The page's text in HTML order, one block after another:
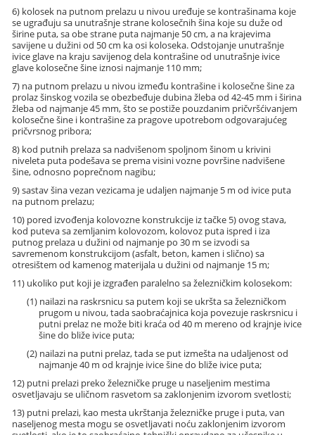
6) kolosek na putnom prelazu u nivou uređuje se kontrašinama koje
se ugrađuju sa unutrašnje strane kolosečnih šina koje su duže od
širine puta, sa obe strane puta najmanje 50 cm, a na krajevima
savijene u dužini od 50 cm ka osi koloseka. Odstojanje unutrašnje
ivice glave na kraju savijenog dela kontrašine od unutrašnje ivice
glave kolosečne šine iznosi najmanje 110 mm;
7) na putnom prelazu u nivou između kontrašine i kolosečne šine za
prolaz šinskog vozila se obezbeđuje dubina žleba od 42-45 mm i širina
žleba od najmanje 45 mm, što se postiže pouzdanim pričvršćivanjem
kolosečne šine i kontrašine za pragove upotrebom odgovarajućeg
pričvrsnog pribora;
8) kod putnih prelaza sa nadvišenom spoljnom šinom u krivini
niveleta puta podešava se prema visini vozne površine nadvišene
šine, odnosno poprečnom nagibu;
9) sastav šina vezan vezicama je udaljen najmanje 5 m od ivice puta
na putnom prelazu;
10) pored izvođenja kolovozne konstrukcije iz tačke 5) ovog stava,
kod puteva sa zemljanim kolovozom, kolovoz puta ispred i iza
putnog prelaza u dužini od najmanje po 30 m se izvodi sa
savremenom konstrukcijom (asfalt, beton, kamen i slično) sa
otresištem od kamenog materijala u dužini od najmanje 15 m;
11) ukoliko put koji je izgrađen paralelno sa železničkim kolosekom:
(1) nailazi na raskrsnicu sa putem koji se ukršta sa železničkom
prugom u nivou, tada saobraćajnica koja povezuje raskrsnicu i
putni prelaz ne može biti kraća od 40 m mereno od krajnje ivice
šine do bliže ivice puta;
(2) nailazi na putni prelaz, tada se put izmešta na udaljenost od
najmanje 40 m od krajnje ivice šine do bliže ivice puta;
12) putni prelazi preko železničke pruge u naseljenim mestima
osvetljavaju se uličnom rasvetom sa zaklonjenim izvorom svetlosti;
13) putni prelazi, kao mesta ukrštanja železničke pruge i puta, van
naseljenog mesta mogu se osvetljavati noću zaklonjenim izvorom